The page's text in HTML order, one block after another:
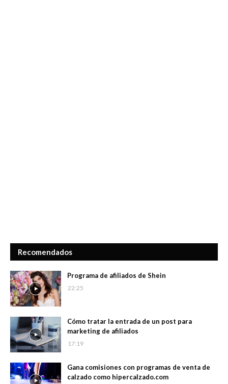
Recomendados
Programa de afiliados de Shein
22:25
Cómo tratar la entrada de un post para
marketing de afiliados
17:19
Gana comisiones con programas de venta de
calzado como hipercalzado.com